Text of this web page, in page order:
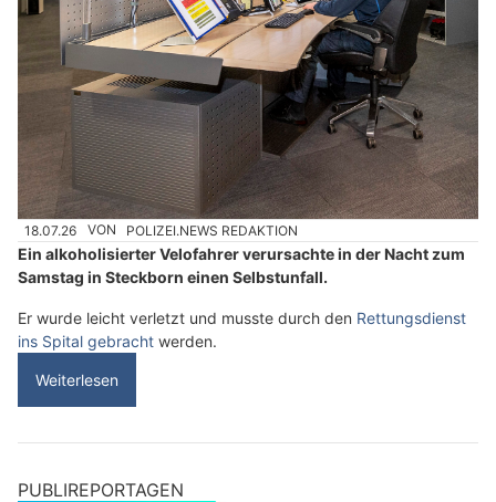
18.07.26 VON POLIZEI.NEWS REDAKTION
Ein alkoholisierter Velofahrer verursachte in der Nacht zum
Samstag in Steckborn einen Selbstunfall.
Er wurde leicht verletzt und musste durch den Rettungsdienst
ins Spital gebracht werden.
Weiterlesen
PUBLIREPORTAGEN